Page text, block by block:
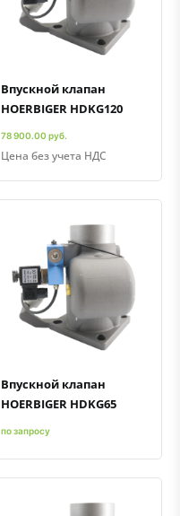
Быстрый просмотрДобавить к сравнению
Добавить в избранное
Впускной клапан
HOERBIGER HDKG120
78 900.00 руб.
Цена без учета НДС
Быстрый просмотрДобавить к сравнению
Добавить в избранное
Впускной клапан
HOERBIGER HDKG65
по запросу